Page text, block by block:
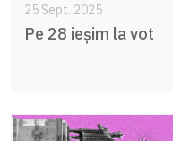
25 Sept. 2025
Pe 28 ieșim la vot